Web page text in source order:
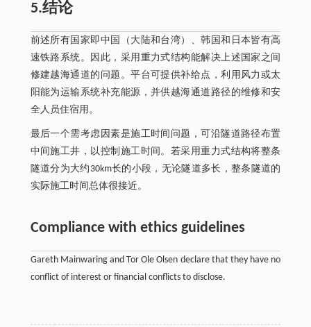
5.结论
前述所有国家即中国（大陆和台湾）、韩国和日本皆有高
速铁路系统。因此，采用重力式结构能解决上述国家之间
修建越海通道的问题。平台可提供补给点，利用风力或太
阳能为运输系统补充能源，并供越海通道路径的维修和安
全人员住宿用。
最后一个需考虑因素是施工时间问题，可沿隧道路径布置
中间施工井，以控制施工时间。若采用重力式结构将整条
隧道分为大约30km长的小段，无论隧道多长，整条隧道的
实际施工时间总体很接近。
Compliance with ethics guidelines
Gareth Mainwaring and Tor Ole Olsen declare that they have no
conflict of interest or financial conflicts to disclose.